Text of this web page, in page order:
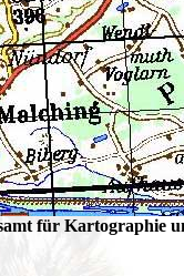
für Kartographie